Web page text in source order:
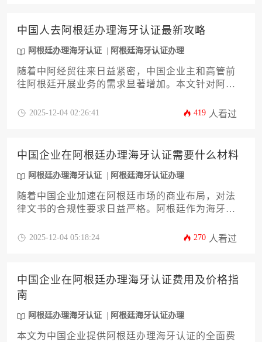
理海牙认证全流程。
中国人去阿根廷办理海牙认证最新攻略
阿根廷办理海牙认证 阿根廷海牙认证办理
随着中阿经贸往来日益紧密，中国企业主和高管前
往阿根廷开展业务的需求显著增加。本文针对阿根
最新攻略。文章系统梳理了从文件准备、国内公证
点。攻略还涵盖了常见误区规避、加急服务选择以
及后续在阿根廷使用的注意事项，旨在帮助企业决
策者高效、稳妥地完成认证，为商业活动铺平道
2025-12-04 02:26:41 419 人看过
中国企业在阿根廷办理海牙认证需要什么材料
阿根廷办理海牙认证 阿根廷海牙认证办理
随着中国企业加速在阿根廷市场的商业布局，对法
律文书的合规性要求日益严格。阿根廷作为海牙公
将系统解析在阿根廷办理海牙认证所需的核心材
业主提供一站式解决方案，确保商业活动顺利开
展。
2025-12-04 05:18:24 270 人看过
中国企业在阿根廷办理海牙认证费用及价格指
南
阿根廷办理海牙认证 阿根廷海牙认证办理
本文为中国企业提供阿根廷办理海牙认证的全面费